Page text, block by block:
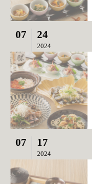
07 24
2024
07 17
2024